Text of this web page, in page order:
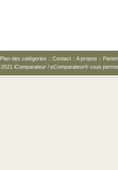
Plan des catégories :: Contact :: A propos ::
iComparateur / eComparateur® vous